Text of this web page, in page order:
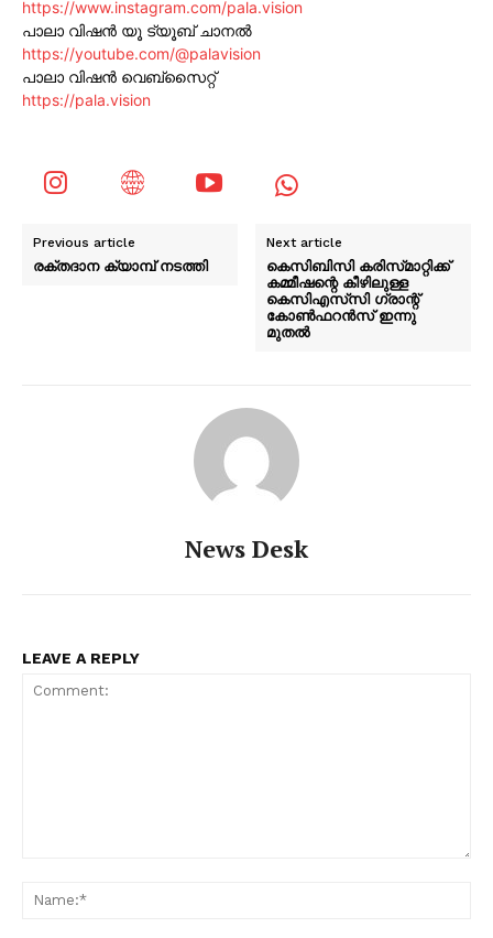
https://www.instagram.com/pala.vision
പാലാ വിഷൻ യൂ ട്യൂബ് ചാനൽ
https://youtube.com/@palavision
പാലാ വിഷൻ വെബ്സൈറ്റ്
https://pala.vision
Previous article
രക്തദാന ക്യാമ്പ് നടത്തി
Next article
കെസിബിസി കരിസ്‌മാറ്റിക്ക്
കമ്മീഷന്റെ കീഴിലുള്ള
കെസിഎസ്‌സി ഗ്രാന്റ്
കോൺഫറൻസ് ഇന്നു
മുതൽ
News Desk
LEAVE A REPLY